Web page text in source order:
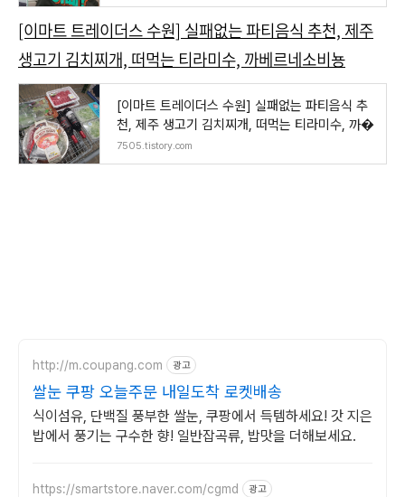
[이마트 트레이더스 수원] 실패없는 파티음식 추천, 제주
생고기 김치찌개, 떠먹는 티라미수, 까베르네소비뇽
[이마트 트레이더스 수원] 실패없는 파티음식 추
천, 제주 생고기 김치찌개, 떠먹는 티라미수, 까�
7505.tistory.com
http://m.coupang.com 광고
쌀눈 쿠팡 오늘주문 내일도착 로켓배송
식이섬유, 단백질 풍부한 쌀눈, 쿠팡에서 득템하세요! 갓 지은
밥에서 풍기는 구수한 향! 일반잡곡류, 밥맛을 더해보세요.
https://smartstore.naver.com/cgmd 광고